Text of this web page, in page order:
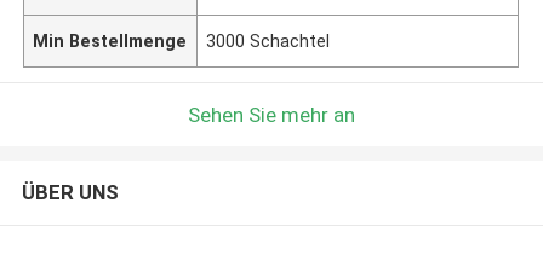
Min Bestellmenge 3000 Schachtel
Sehen Sie mehr an
ÜBER UNS